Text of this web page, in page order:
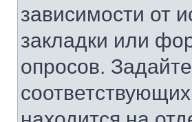
зависимости от
закладки или
опросов.